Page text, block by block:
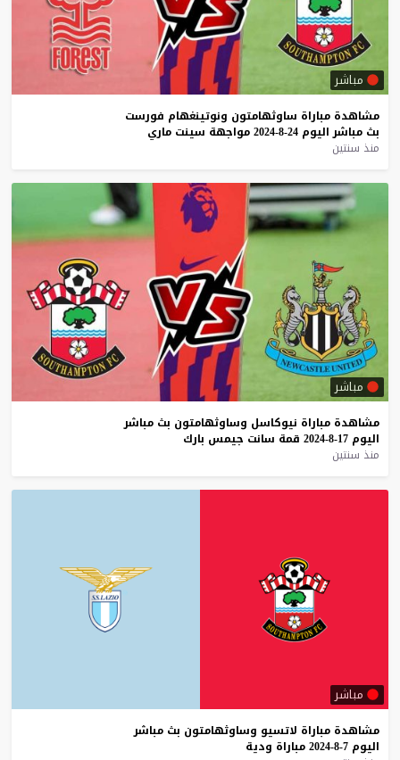
مباشر
مشاهدة مباراة ساوثهامتون ونوتينغهام فورست
بث مباشر اليوم 24-8-2024 مواجهة سينت ماري
منذ سنتين
مباشر
مشاهدة مباراة نيوكاسل وساوثهامتون بث مباشر
اليوم 17-8-2024 قمة سانت جيمس بارك
منذ سنتين
مباشر
مشاهدة مباراة لاتسيو وساوثهامتون بث مباشر
اليوم 7-8-2024 مباراة ودية